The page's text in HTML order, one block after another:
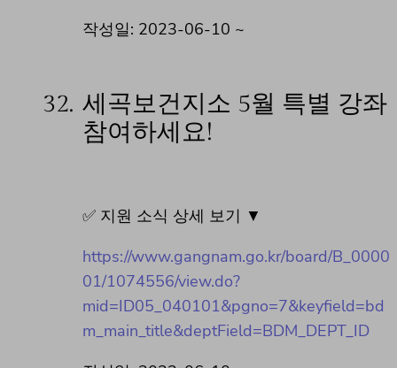
작성일: 2023-06-10 ~
32. 세곡보건지소 5월 특별 강좌
참여하세요!
✅ 지원 소식 상세 보기 ▼
https://www.gangnam.go.kr/board/B_0000
01/1074556/view.do?
mid=ID05_040101&pgno=7&keyfield=bd
m_main_title&deptField=BDM_DEPT_ID